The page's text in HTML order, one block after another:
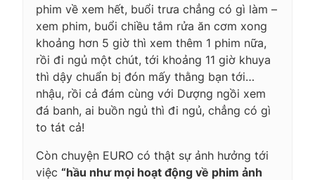
phim về xem hết, buổi trưa chẳng có gì làm –
xem phim, buổi chiều tắm rửa ăn cơm xong
khoảng hơn 5 giờ thì xem thêm 1 phim nữa,
rồi đi ngủ một chút, tới khoảng 11 giờ khuya
thì dậy chuẩn bị đón mấy thằng bạn tới…
nhậu, rồi cả đám cùng với Dượng ngồi xem
đá banh, ai buồn ngủ thì đi ngủ, chẳng có gì
to tát cả!
Còn chuyện EURO có thật sự ảnh hưởng tới
việc “hầu như mọi hoạt động về phim ảnh